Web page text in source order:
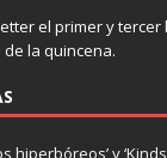
el primer y tercer
la quincena.
hiperbóreos’ y